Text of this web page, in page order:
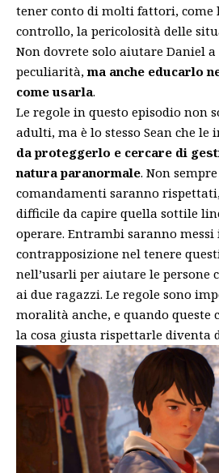
tener conto di molti fattori, come
controllo, la pericolosità delle
Non dovrete solo aiutare Daniel a
peculiarità, ma anche educarlo
come usarla.
Le regole in questo episodio non
adulti, ma è lo stesso Sean che le
da proteggerlo e cercare di
natura paranormale. Non
comandamenti saranno
difficile da capire quella sottile
operare. Entrambi saranno
contrapposizione nel tenere
nell’usarli per aiutare le persone
ai due ragazzi. Le regole sono
moralità anche, e quando queste
la cosa giusta rispettarle diventa